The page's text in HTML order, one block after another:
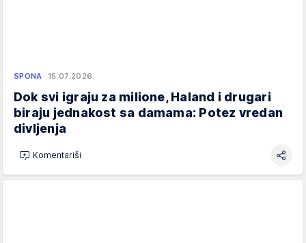
SPONA 15.07.2026.
Dok svi igraju za milione, Haland i drugari
biraju jednakost sa damama: Potez vredan
divljenja
Komentariši